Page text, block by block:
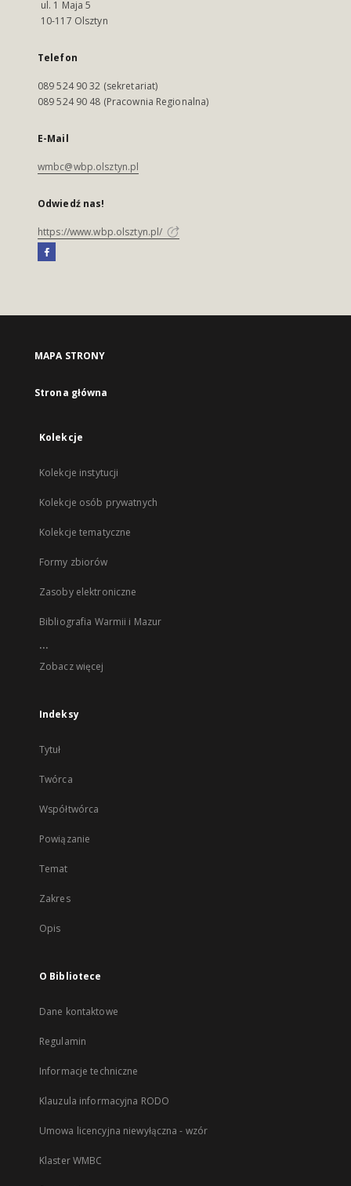
ul. 1 Maja 5
10-117 Olsztyn
Telefon
089 524 90 32 (sekretariat)
089 524 90 48 (Pracownia Regionalna)
E-Mail
wmbc@wbp.olsztyn.pl
Odwiedź nas!
https://www.wbp.olsztyn.pl/
MAPA STRONY
Strona główna
Kolekcje
Kolekcje instytucji
Kolekcje osób prywatnych
Kolekcje tematyczne
Formy zbiorów
Zasoby elektroniczne
Bibliografia Warmii i Mazur
...
Zobacz więcej
Indeksy
Tytuł
Twórca
Współtwórca
Powiązanie
Temat
Zakres
Opis
O Bibliotece
Dane kontaktowe
Regulamin
Informacje techniczne
Klauzula informacyjna RODO
Umowa licencyjna niewyłączna - wzór
Klaster WMBC